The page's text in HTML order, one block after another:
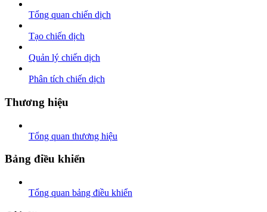
Tổng quan chiến dịch
Tạo chiến dịch
Quản lý chiến dịch
Phân tích chiến dịch
Thương hiệu
Tổng quan thương hiệu
Bảng điều khiển
Tổng quan bảng điều khiển